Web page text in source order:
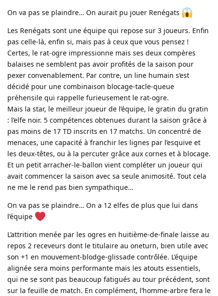
On va pas se plaindre… On aurait pu jouer Renégats
Les Renégats sont une équipe qui repose sur 3 joueurs. Enfin
pas celle-là, enfin si, mais pas à ceux que vous pensez !
Certes, le rat-ogre impressionne mais ses deux compères
balaises ne semblent pas avoir profités de la saison pour
pexer convenablement. Par contre, un line humain s’est
décidé pour une combinaison blocage-tacle-queue
préhensile qui rappelle furieusement le rat-ogre.
Mais la star, le meilleur joueur de l’équipe, le gratin du gratin
: l’elfe noir. 5 compétences obtenues durant la saison grâce à
pas moins de 17 TD inscrits en 17 matchs. Un concentré de
menaces, une capacité à franchir les lignes par l’esquive et
les deux-têtes, ou à la percuter grâce aux cornes et à blocage.
Et un petit arracher-le-ballon vient compléter un joueur qui
avait commencer la saison avec sa seule animosité. Tout cela
ne me le rend pas bien sympathique…
On va pas se plaindre… On a 12 elfes de plus que lui dans
l’équipe
L’attrition menée par les ogres en huitième-de-finale laisse au
repos 2 receveurs dont le titulaire au oneturn, bien utile avec
son +1 en mouvement-blodge-glissade contrôlée. L’équipe
alignée sera moins performante mais les atouts essentiels,
qui ne se sont pas beaucoup fatigués au tour précédent, sont
sur la feuille de match. En complément, l’homme-arbre fera le